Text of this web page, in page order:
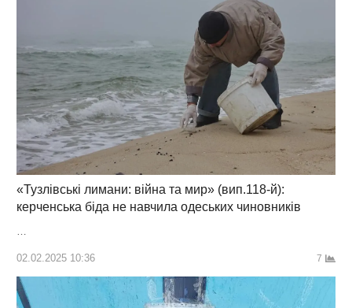
«Тузлівські лимани: війна та мир» (вип.118-й):
керченська біда не навчила одеських чиновників
02.02.2025 10:36 7